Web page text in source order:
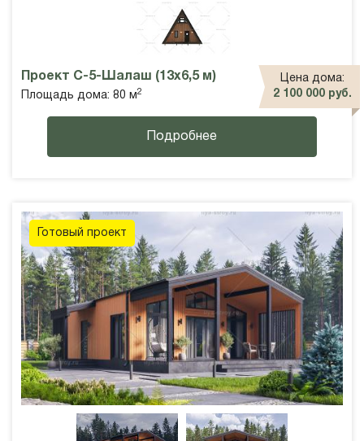
Проект С-5-Шалаш (13х6,5 м)
Площадь дома: 80 м 2
Цена дома:
2 100 000 руб.
Подробнее
Готовый проект